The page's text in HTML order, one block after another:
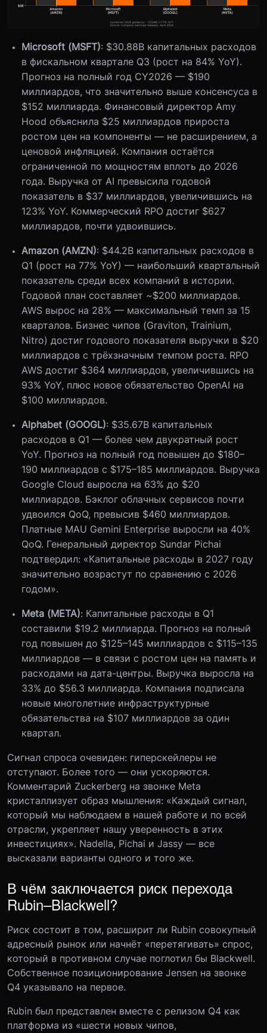
Microsoft (MSFT): $30.88B капитальных расходов
в фискальном квартале Q3 (рост на 84% YoY).
Прогноз на полный год CY2026 — $190
миллиардов, что значительно выше консенсуса в
$152 миллиарда. Финансовый директор Amy
Hood объяснила $25 миллиардов прироста
ростом цен на компоненты — не расширением, а
ценовой инфляцией. Компания остаётся
ограниченной по мощностям вплоть до 2026
года. Выручка от AI превысила годовой
показатель в $37 миллиардов, увеличившись на
123% YoY. Коммерческий RPO достиг $627
миллиардов, почти удвоившись.
Amazon (AMZN): $44.2B капитальных расходов в
Q1 (рост на 77% YoY) — наибольший квартальный
показатель среди всех компаний в истории.
Годовой план составляет ~$200 миллиардов.
AWS вырос на 28% — максимальный темп за 15
кварталов. Бизнес чипов (Graviton, Trainium,
Nitro) достиг годового показателя выручки в $20
миллиардов с трёхзначным темпом роста. RPO
AWS достиг $364 миллиардов, увеличившись на
93% YoY, плюс новое обязательство OpenAI на
$100 миллиардов.
Alphabet (GOOGL): $35.67B капитальных
расходов в Q1 — более чем двукратный рост
YoY. Прогноз на полный год повышен до $180–
190 миллиардов с $175–185 миллиардов. Выручка
Google Cloud выросла на 63% до $20
миллиардов. Бэклог облачных сервисов почти
удвоился QoQ, превысив $460 миллиардов.
Платные MAU Gemini Enterprise выросли на 40%
QoQ. Генеральный директор Sundar Pichai
подтвердил: «Капитальные расходы в 2027 году
значительно возрастут по сравнению с 2026
годом».
Meta (META): Капитальные расходы в Q1
составили $19.2 миллиарда. Прогноз на полный
год повышен до $125–145 миллиардов с $115–135
миллиардов — в связи с ростом цен на память и
расходами на дата-центры. Выручка выросла на
33% до $56.3 миллиарда. Компания подписала
новые многолетние инфраструктурные
обязательства на $107 миллиардов за один
квартал.
Сигнал спроса очевиден: гиперскейлеры не
отступают. Более того — они ускоряются.
Комментарий Zuckerberg на звонке Meta
кристаллизует образ мышления: «Каждый сигнал,
который мы наблюдаем в нашей работе и по всей
отрасли, укрепляет нашу уверенность в этих
инвестициях». Nadella, Pichai и Jassy — все
высказали варианты одного и того же.
В чём заключается риск перехода
Rubin–Blackwell?
Риск состоит в том, расширит ли Rubin совокупный
адресный рынок или начнёт «перетягивать» спрос,
который в противном случае поглотил бы Blackwell.
Собственное позиционирование Jensen на звонке
Q4 указывало на первое.
Rubin был представлен вместе с релизом Q4 как
платформа из «шести новых чипов,